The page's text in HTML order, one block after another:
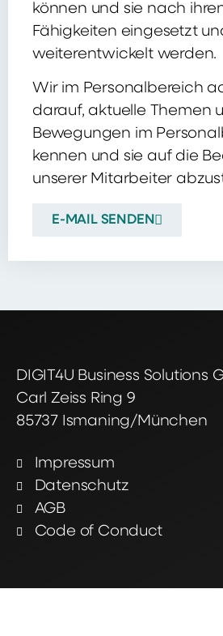
können und sie nach
Fähigkeiten eingesetzt
weiterentwickelt werden.
Wir im Personalbereich
darauf, aktuelle Themen
Bewegungen im
kennen und sie auf die
unserer Mitarbeiter
E-MAIL SENDEN
DIGIT4U Business Solutions
Carl Zeiss Ring 9
85737 Ismaning/München
Impressum
Datenschutz
AGB
Code of Conduct